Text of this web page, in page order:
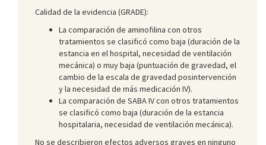
Calidad de la evidencia (GRADE):
La comparación de aminofilina con otros
tratamientos se clasificó como baja (duración de la
estancia en el hospital, necesidad de ventilación
mecánica) o muy baja (puntuación de gravedad, el
cambio de la escala de gravedad posintervención
y la necesidad de más medicación IV).
La comparación de SABA IV con otros tratamientos
se clasificó como baja (duración de la estancia
hospitalaria, necesidad de ventilación mecánica).
No se describieron efectos adversos graves en ninguno